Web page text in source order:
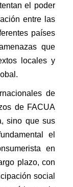
el poder
entre las
países
que
locales y
de
de FACUA
sino que sus
el
en
plazo, con
social